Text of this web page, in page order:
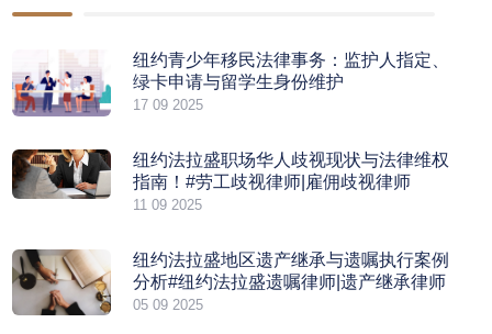
纽约青少年移民法律事务：监护人指定、
绿卡申请与留学生身份维护
17 09 2025
纽约法拉盛职场华人歧视现状与法律维权
指南！#劳工歧视律师|雇佣歧视律师
11 09 2025
纽约法拉盛地区遗产继承与遗嘱执行案例
分析#纽约法拉盛遗嘱律师|遗产继承律师
05 09 2025